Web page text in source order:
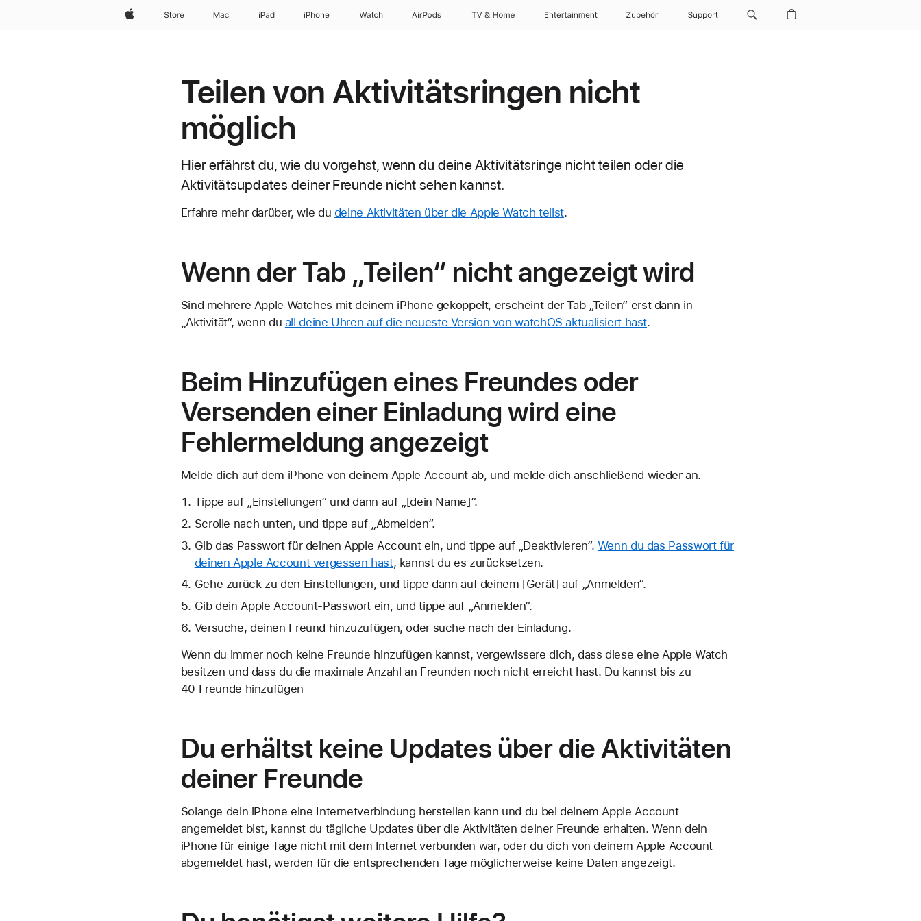
Apple Store Mac iPad iPhone Watch AirPods TV & Home Entertainment Zubehör Support
Teilen von Aktivitätsringen nicht
möglich
Hier erfährst du, wie du vorgehst, wenn du deine Aktivitätsringe nicht teilen oder die
Aktivitätsupdates deiner Freunde nicht sehen kannst.
Erfahre mehr darüber, wie du deine Aktivitäten über die Apple Watch teilst.
Wenn der Tab „Teilen“ nicht angezeigt wird
Sind mehrere Apple Watches mit deinem iPhone gekoppelt, erscheint der Tab „Teilen“ erst dann in
„Aktivität“, wenn du all deine Uhren auf die neueste Version von watchOS aktualisiert hast.
Beim Hinzufügen eines Freundes oder
Versenden einer Einladung wird eine
Fehlermeldung angezeigt
Melde dich auf dem iPhone von deinem Apple Account ab, und melde dich anschließend wieder an.
Tippe auf „Einstellungen“ und dann auf „[dein Name]“.
Scrolle nach unten, und tippe auf „Abmelden“.
Gib das Passwort für deinen Apple Account ein, und tippe auf „Deaktivieren“. Wenn du das Passwort für
deinen Apple Account vergessen hast, kannst du es zurücksetzen.
Gehe zurück zu den Einstellungen, und tippe dann auf deinem [Gerät] auf „Anmelden“.
Gib dein Apple Account-Passwort ein, und tippe auf „Anmelden“.
Versuche, deinen Freund hinzuzufügen, oder suche nach der Einladung.
Wenn du immer noch keine Freunde hinzufügen kannst, vergewissere dich, dass diese eine Apple Watch
besitzen und dass du die maximale Anzahl an Freunden noch nicht erreicht hast. Du kannst bis zu
40 Freunde hinzufügen
Du erhältst keine Updates über die Aktivitäten
deiner Freunde
Solange dein iPhone eine Internetverbindung herstellen kann und du bei deinem Apple Account
angemeldet bist, kannst du tägliche Updates über die Aktivitäten deiner Freunde erhalten. Wenn dein
iPhone für einige Tage nicht mit dem Internet verbunden war, oder du dich von deinem Apple Account
abgemeldet hast, werden für die entsprechenden Tage möglicherweise keine Daten angezeigt.